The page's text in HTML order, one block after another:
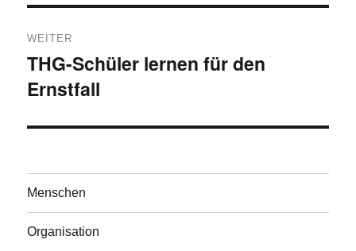
WEITER
Nächster
Beitrag:
THG-Schüler lernen für den
Ernstfall
Menschen
Organisation